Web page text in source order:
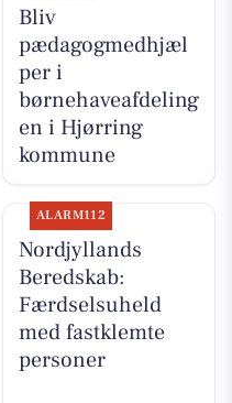
Bliv
pædagogmedhjæl
per i
børnehaveafdeling
en i Hjørring
kommune
ALARM112
Nordjyllands
Beredskab:
Færdselsuheld
med fastklemte
personer